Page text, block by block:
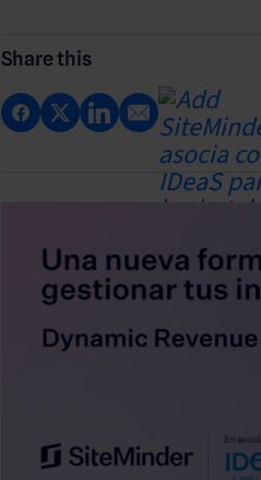
Share this